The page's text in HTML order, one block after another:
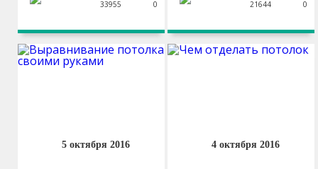
ремонт...
0
33955 0
21644
5 октября 2016 4 октября 2016